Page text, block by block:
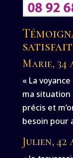
Marie, 34
« La
ma situation
précis et
besoin pour
Julien, 42